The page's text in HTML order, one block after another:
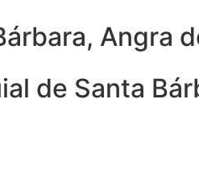
Angra
de Santa